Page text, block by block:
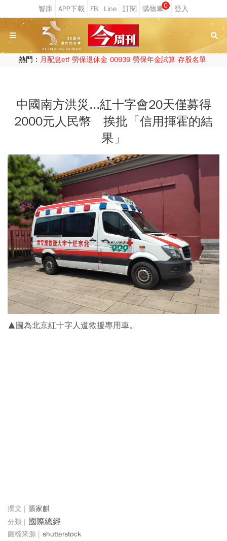
0
熱門： 月配息etf 勞保退休金 00939 勞保年金試算 存股名單
中國南方洪災...紅十字會20天僅募得
2000元人民幣 挨批「信用揮霍的結
果」
▲圖為北京紅十字人道救援專用車。
張家麒
國際總經
shutterstock